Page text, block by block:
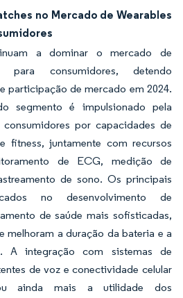
no Mercado de Wearables
a dominar o mercado de
para consumidores, detendo
participação de mercado em 2024.
segmento é impulsionado pela
por capacidades de
fitness, juntamente com recursos
de ECG, medição de
de sono. Os principais
no desenvolvimento de
de saúde mais sofisticadas,
melhoram a duração da bateria e a
A integração com sistemas de
de voz e conectividade celular
ainda mais a utilidade dos